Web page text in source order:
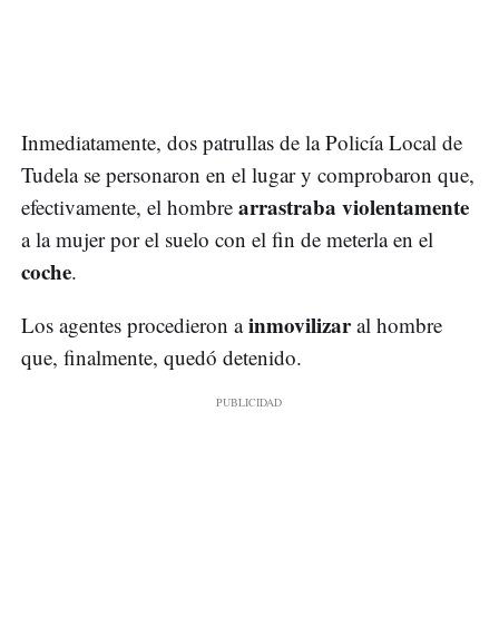
Inmediatamente, dos patrullas de la Policía Local de
Tudela se personaron en el lugar y comprobaron que,
efectivamente, el hombre arrastraba violentamente
a la mujer por el suelo con el fin de meterla en el
coche.
Los agentes procedieron ainmovilizaral hombre
que, finalmente, quedó detenido.